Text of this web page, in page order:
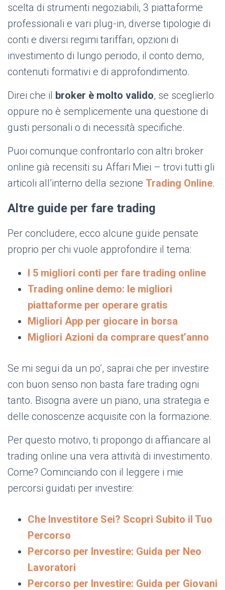
scelta di strumenti negoziabili, 3 piattaforme
professionali e vari plug-in, diverse tipologie di
conti e diversi regimi tariffari, opzioni di
investimento di lungo periodo, il conto demo,
contenuti formativi e di approfondimento.
Direi che il broker è molto valido, se sceglierlo
oppure no è semplicemente una questione di
gusti personali o di necessità specifiche.
Puoi comunque confrontarlo con altri broker
online già recensiti su Affari Miei – trovi tutti gli
articoli all’interno della sezione Trading Online.
Altre guide per fare trading
Per concludere, ecco alcune guide pensate
proprio per chi vuole approfondire il tema:
I 5 migliori conti per fare trading online
Trading online demo: le migliori
piattaforme per operare gratis
Migliori App per giocare in borsa
Migliori Azioni da comprare quest’anno
Se mi segui da un po’, saprai che per investire
con buon senso non basta fare trading ogni
tanto. Bisogna avere un piano, una strategia e
delle conoscenze acquisite con la formazione.
Per questo motivo, ti propongo di affiancare al
trading online una vera attività di investimento.
Come? Cominciando con il leggere i mie
percorsi guidati per investire:
Che Investitore Sei? Scopri Subito il Tuo
Percorso
Percorso per Investire: Guida per Neo
Lavoratori
Percorso per Investire: Guida per Giovani